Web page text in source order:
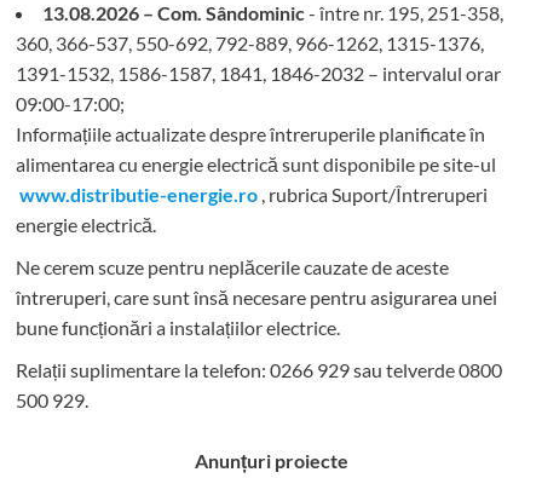
13.08.2026 – Com. Sândominic- între nr. 195, 251-358,
360, 366-537, 550-692, 792-889, 966-1262, 1315-1376,
1391-1532, 1586-1587, 1841, 1846-2032 – intervalul orar
09:00-17:00;
Informațiile actualizate despre întreruperile planificate în
alimentarea cu energie electrică sunt disponibile pe site-ul
www.distributie-energie.ro , rubrica Suport/Întreruperi
energie electrică.
Ne cerem scuze pentru neplăcerile cauzate de aceste
întreruperi, care sunt însă necesare pentru asigurarea unei
bune funcționări a instalațiilor electrice.
Relații suplimentare la telefon: 0266 929 sau telverde 0800
500 929.
Anunțuri proiecte